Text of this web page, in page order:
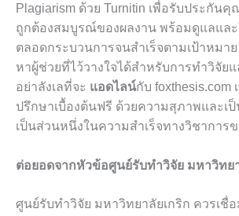
Plagiarism ด้วย Turnitin เพื่อรับประกัน
ถูกต้องสมบูรณ์ของผลงาน พร้อมดูแลแล
ตลอดกระบวนการจนสำเร็จตามเป้าหมา
หาผู้ช่วยที่ไว้วางใจได้สำหรับการทำวิจัย
อย่าลังเลที่จะ แอดไลน์กับ foxthesis.com
ปรึกษาเบื้องต้นฟรี ด้วยความสุภาพและเป็
เป็นส่วนหนึ่งในความสำเร็จทางวิชาการ
ต่อยอดจากหัวข้อศูนย์รับทำวิจัย มหาวิทย
ศูนย์รับทำวิจัย มหาวิทยาลัยเกริก ควรเชื่